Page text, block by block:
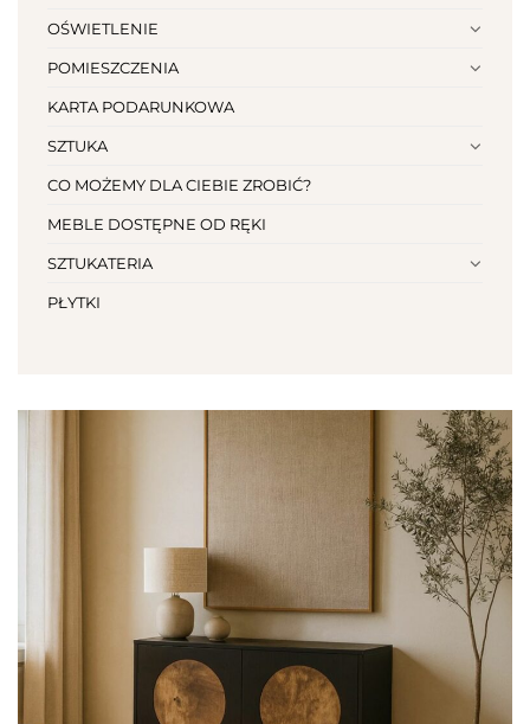
OŚWIETLENIE
POMIESZCZENIA
KARTA PODARUNKOWA
SZTUKA
CO MOŻEMY DLA CIEBIE ZROBIĆ?
MEBLE DOSTĘPNE OD RĘKI
SZTUKATERIA
PŁYTKI